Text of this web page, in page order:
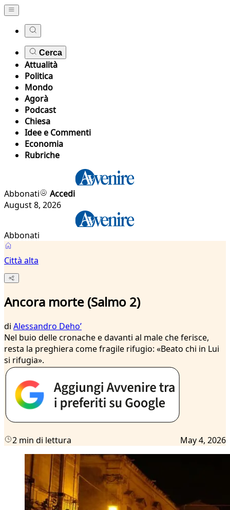
Cerca
Attualità
Politica
Mondo
Agorà
Podcast
Chiesa
Idee e Commenti
Economia
Rubriche
Abbonati
Accedi
August 8, 2026
Abbonati
Città alta
Ancora morte (Salmo 2)
di Alessandro Dehoʼ
Nel buio delle cronache e davanti al male che ferisce,
resta la preghiera come fragile rifugio: «Beato chi in Lui
si rifugia».
2 min di lettura May 4, 2026